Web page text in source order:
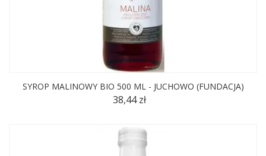
SYROP MALINOWY BIO 500 ML - JUCHOWO (FUNDACJA)
38,44 zł